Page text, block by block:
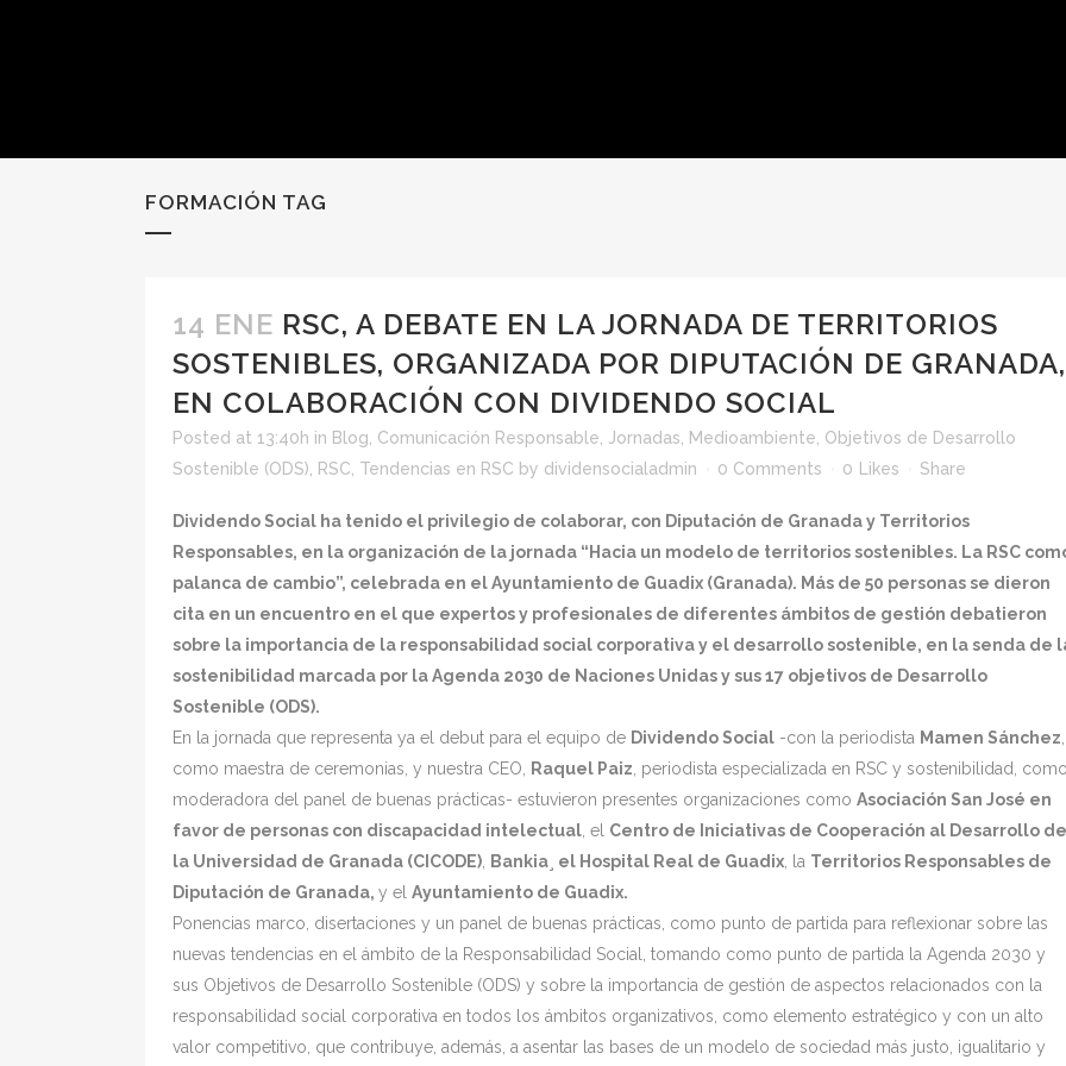
FORMACIÓN TAG
14 ENE RSC, A DEBATE EN LA JORNADA DE TERRITORIOS
SOSTENIBLES, ORGANIZADA POR DIPUTACIÓN DE GRANADA,
EN COLABORACIÓN CON DIVIDENDO SOCIAL
Posted at 13:40h in Blog Comunicación Responsable Jornadas Medioambiente Objetivos de Desarrollo
Sostenible (ODS)
RSC Tendencias en RSC by dividensocialadmin 0 Comments 0 Likes Share
Dividendo Social ha tenido el privilegio de colaborar, con Diputación de Granada y Territorios
Responsables, en la organización de la jornada “Hacia un modelo de territorios sostenibles. La RSC
palanca de cambio”, celebrada en el Ayuntamiento de Guadix (Granada). Más de 50 personas se dieron
cita en un encuentro en el que expertos y profesionales de diferentes ámbitos de gestión debatieron
sobre la importancia de la responsabilidad social corporativa y el desarrollo sostenible, en la senda de
sostenibilidad marcada por la Agenda 2030 de Naciones Unidas y sus 17 objetivos de Desarrollo
Sostenible (ODS).
En la jornada que representa ya el debut para el equipo de Dividendo Social -con la periodista Mamen Sánchez
como maestra de ceremonias, y nuestra CEO,
Raquel Paiz , periodista especializada en RSC y sostenibilidad, como
moderadora del panel de buenas prácticas- estuvieron presentes organizaciones como Asociación San José en
favor de personas con discapacidad intelectual , el Centro de Iniciativas de Cooperación al Desarrollo de
la Universidad de Granada (CICODE)
Bankia¸ el Hospital Real de Guadix , la Territorios Responsables de
Diputación de Granada, y el Ayuntamiento de Guadix.
Ponencias marco, disertaciones y un panel de buenas prácticas, como punto de partida para reflexionar sobre las
nuevas tendencias en el ámbito de la Responsabilidad Social, tomando como punto de partida la Agenda 2030 y
sus Objetivos de Desarrollo Sostenible (ODS) y sobre la importancia de gestión de aspectos relacionados con la
responsabilidad social corporativa en todos los ámbitos organizativos, como elemento estratégico y con un alto
valor competitivo, que contribuye, además, a asentar las bases de un modelo de sociedad más justo, igualitario y